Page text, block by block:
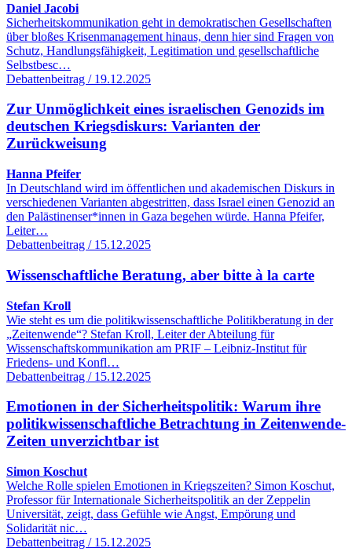
Daniel Jacobi
Sicherheitskommunikation geht in demokratischen Gesellschaften
über bloßes Krisenmanagement hinaus, denn hier sind Fragen von
Schutz, Handlungsfähigkeit, Legitimation und gesellschaftliche
Selbstbesc…
Debattenbeitrag / 19.12.2025
Zur Unmöglichkeit eines israelischen Genozids im
deutschen Kriegsdiskurs: Varianten der
Zurückweisung
Hanna Pfeifer
In Deutschland wird im öffentlichen und akademischen Diskurs in
verschiedenen Varianten abgestritten, dass Israel einen Genozid an
den Palästinenser*innen in Gaza begehen würde. Hanna Pfeifer,
Leiter…
Debattenbeitrag / 15.12.2025
Wissenschaftliche Beratung, aber bitte à la carte
Stefan Kroll
Wie steht es um die politikwissenschaftliche Politikberatung in der
„Zeitenwende“? Stefan Kroll, Leiter der Abteilung für
Wissenschaftskommunikation am PRIF – Leibniz-Institut für
Friedens- und Konfl…
Debattenbeitrag / 15.12.2025
Emotionen in der Sicherheitspolitik: Warum ihre
politikwissenschaftliche Betrachtung in Zeitenwende-
Zeiten unverzichtbar ist
Simon Koschut
Welche Rolle spielen Emotionen in Kriegszeiten? Simon Koschut,
Professor für Internationale Sicherheitspolitik an der Zeppelin
Universität, zeigt, dass Gefühle wie Angst, Empörung und
Solidarität nic…
Debattenbeitrag / 15.12.2025